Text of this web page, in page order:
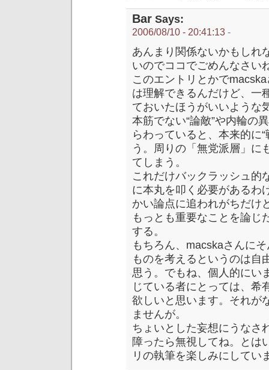
Bar Says:
2006/08/10 - 20:41:13 -
あんまり関係ないかもしれ
いのでココでごめんなさい
このエントリとかで
は理解できるんだけど、一
ておいたほうがいいような
本筋でない“論敵”や内輪の
らわっていると、本来的に
う。周りの「無党派層」に
てしまう。
これだけバックラッシュ的
に本丸を叩く必要がある
かい論点に追われがちだけ
もっとも重要なことを論じ
する。
もちろん、macskaさんに
ものを考えるというのは自
思う。でもね、個人的にい
じている者にとっては、希
欲しいと思います。それが
ませんが。
ちょいとした妄想にうなさ
障ったら無視してね。とは
リの執筆を楽しみにしてい